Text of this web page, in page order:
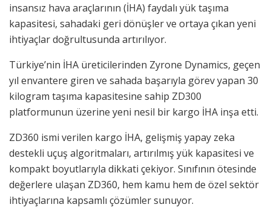
insansız hava araçlarının (İHA) faydalı yük taşıma
kapasitesi, sahadaki geri dönüşler ve ortaya çıkan yeni
ihtiyaçlar doğrultusunda artırılıyor.
Türkiye’nin İHA üreticilerinden Zyrone Dynamics, geçen
yıl envantere giren ve sahada başarıyla görev yapan 30
kilogram taşıma kapasitesine sahip ZD300
platformunun üzerine yeni nesil bir kargo İHA inşa etti.
ZD360 ismi verilen kargo İHA, gelişmiş yapay zeka
destekli uçuş algoritmaları, artırılmış yük kapasitesi ve
kompakt boyutlarıyla dikkati çekiyor. Sınıfının ötesinde
değerlere ulaşan ZD360, hem kamu hem de özel sektör
ihtiyaçlarına kapsamlı çözümler sunuyor.